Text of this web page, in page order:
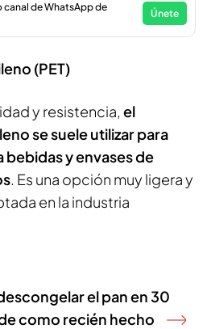
canal de WhatsApp de
Únete
(PET)
y resistencia, el
se suele utilizar para
y envases de
. Es una opción muy ligera y
en la industria
el pan en 30
como recién hecho